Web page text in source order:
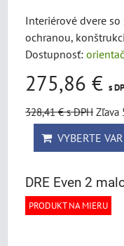
Interiérové dvere
ochranou,
Dostupnosť:
275,86 € s
328,41 €s DPH Zľava
VYBERTE
DRE Even 2
PRODUKT NA MIERU